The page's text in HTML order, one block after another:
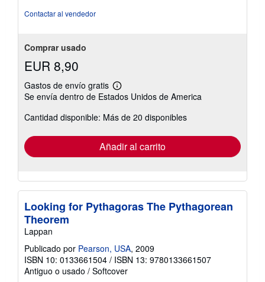
Contactar al vendedor
Comprar usado
EUR 8,90
Gastos de envío gratis
Más
información
las
envío
Se envía dentro de Estados Unidos de America
Cantidad disponible: Más de 20 disponibles
Añadir al carrito
Looking for Pythagoras The Pythagorean
Theorem
Lappan
Publicado por Pearson, USA, 2009
ISBN 10: 0133661504 / ISBN 13: 9780133661507
Antiguo o usado / Softcover